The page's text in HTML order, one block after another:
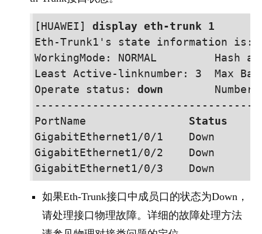
[HUAWEI ] display eth-trunk 1
Eth-Trunk1's state information is:
WorkingMode: NORMAL         Hash
Least Active-linknumber: 3  Max
Operate status: down
Number
PortName Status
GigabitEthernet1/0/1
Down
GigabitEthernet1/0/2
Down
GigabitEthernet1/0/3
如果Eth-Trunk接口中成员口的状态为Down，
请处理接口物理故障。详细的故障处理方法